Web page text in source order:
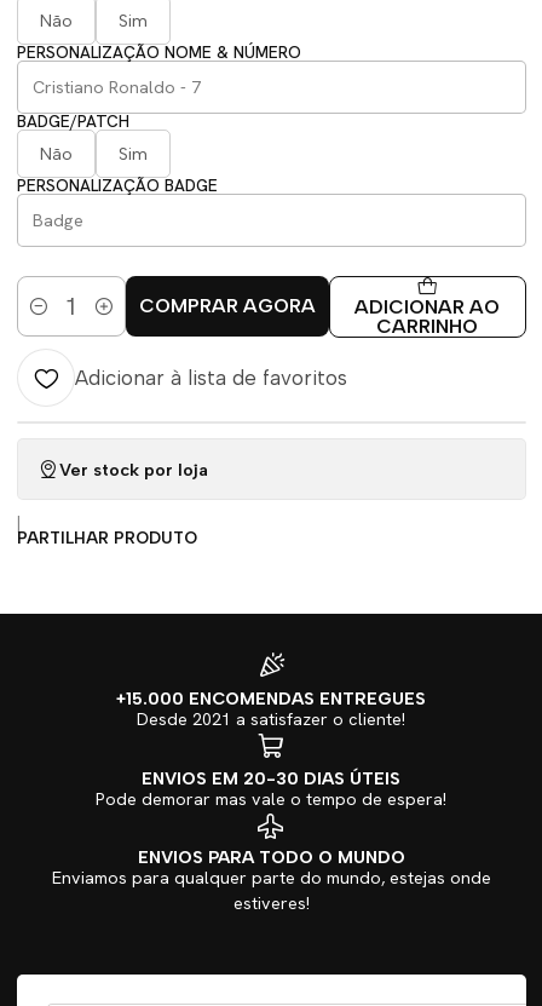
Não
Sim
PERSONALIZAÇÃO NOME & NÚMERO
BADGE/PATCH
Não
Sim
PERSONALIZAÇÃO BADGE
Quantidade
ADICIONAR AO
CARRINHO
COMPRAR AGORA
Adicionar à lista de favoritos
Ver stock por loja
|
PARTILHAR PRODUTO
+15.000 ENCOMENDAS ENTREGUES
Desde 2021 a satisfazer o cliente!
ENVIOS EM 20-30 DIAS ÚTEIS
Pode demorar mas vale o tempo de espera!
ENVIOS PARA TODO O MUNDO
Enviamos para qualquer parte do mundo, estejas onde
estiveres!